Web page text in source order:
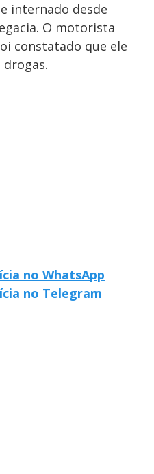
internado desde
O motorista
constatado que ele
drogas.
no WhatsApp
no Telegram